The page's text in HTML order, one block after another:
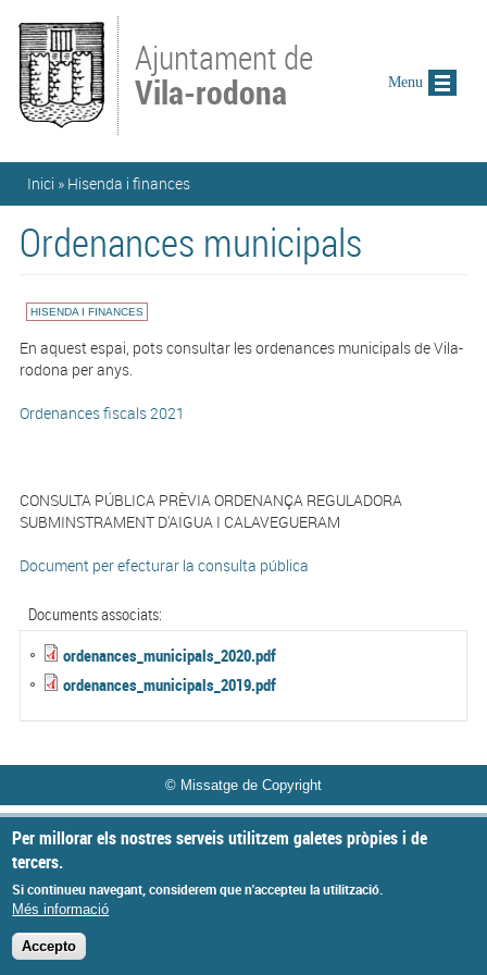
Ajuntament de
Vila-rodona
Esteu aquí
Inici » Hisenda i finances
Ordenances municipals
HISENDA I FINANCES
En aquest espai, pots consultar les ordenances municipals de Vila-
rodona per anys.
Ordenances fiscals 2021
CONSULTA PÚBLICA PRÈVIA ORDENANÇA REGULADORA
SUBMINSTRAMENT D'AIGUA I CALAVEGUERAM
Document per efecturar la consulta pública
Documents associats:
ordenances_municipals_2020.pdf
ordenances_municipals_2019.pdf
© Missatge de Copyright
Menu
Per millorar els nostres serveis utilitzem galetes pròpies i de
tercers.
Si continueu navegant, considerem que n'accepteu la utilització.
Més informació
Accepto